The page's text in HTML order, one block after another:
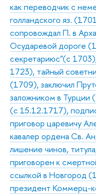
как переводчик с
голландского яз.
сопровождал П. в
Осударевой дороге
секретариюс"(с
1723), тайный
(1709), заключил
заложником в
(с 15.12.1717),
приговор царевичу
кавалер ордена Св.
лишение чинов,
приговорен к
ссылкой в Новгород
президент Коммерц-